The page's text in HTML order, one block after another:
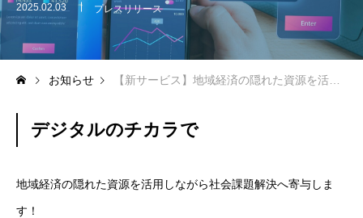
2025.02.03 プレスリリース
お知らせ 【新サービス】地域経済の隠れた資源を活用しながら社会課題解決へ寄与
デジタルのチカラで
地域経済の隠れた資源を活用しながら社会課題解決へ寄与しま
す！